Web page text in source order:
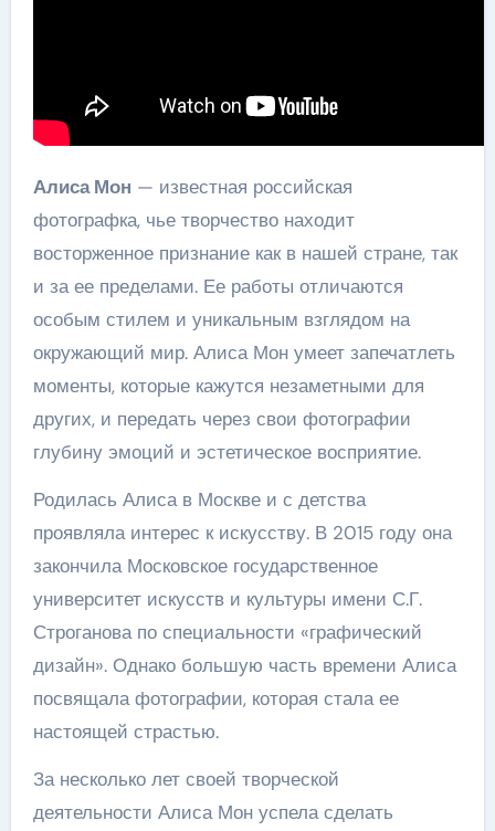
Алиса Мон — известная российская
фотографка, чье творчество находит
восторженное признание как в нашей стране, так
и за ее пределами. Ее работы отличаются
особым стилем и уникальным взглядом на
окружающий мир. Алиса Мон умеет запечатлеть
моменты, которые кажутся незаметными для
других, и передать через свои фотографии
глубину эмоций и эстетическое восприятие.
Родилась Алиса в Москве и с детства
проявляла интерес к искусству. В 2015 году она
закончила Московское государственное
университет искусств и культуры имени С.Г.
Строганова по специальности «графический
дизайн». Однако большую часть времени Алиса
посвящала фотографии, которая стала ее
настоящей страстью.
За несколько лет своей творческой
деятельности Алиса Мон успела сделать